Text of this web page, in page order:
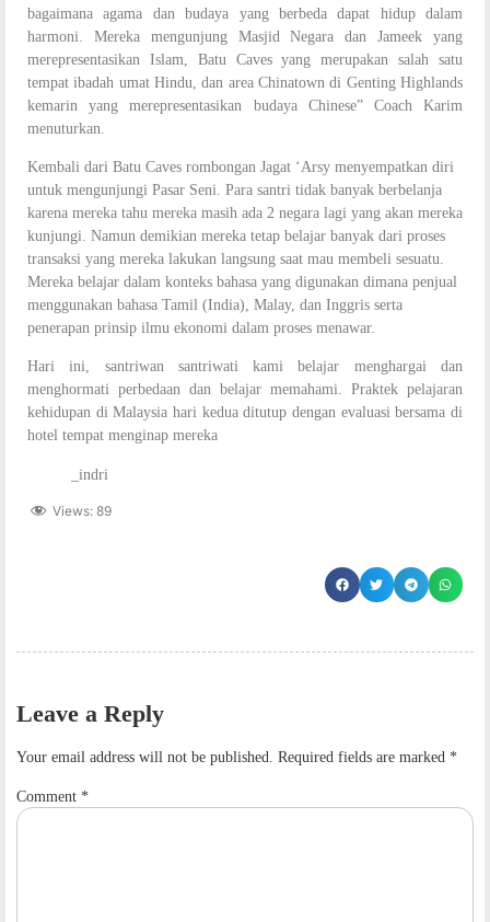
bagaimana agama dan budaya yang berbeda dapat hidup dalam
harmoni. Mereka mengunjung Masjid Negara dan Jameek yang
merepresentasikan Islam, Batu Caves yang merupakan salah satu
tempat ibadah umat Hindu, dan area Chinatown di Genting Highlands
kemarin yang merepresentasikan budaya Chinese” Coach Karim
menuturkan.
Kembali dari Batu Caves rombongan Jagat ‘Arsy menyempatkan diri
untuk mengunjungi Pasar Seni. Para santri tidak banyak berbelanja
karena mereka tahu mereka masih ada 2 negara lagi yang akan mereka
kunjungi. Namun demikian mereka tetap belajar banyak dari proses
transaksi yang mereka lakukan langsung saat mau membeli sesuatu.
Mereka belajar dalam konteks bahasa yang digunakan dimana penjual
menggunakan bahasa Tamil (India), Malay, dan Inggris serta
penerapan prinsip ilmu ekonomi dalam proses menawar.
Hari ini, santriwan santriwati kami belajar menghargai dan
menghormati perbedaan dan belajar memahami. Praktek pelajaran
kehidupan di Malaysia hari kedua ditutup dengan evaluasi bersama di
hotel tempat menginap mereka
_indri
Views: 89
Leave a Reply
Your email address will not be published. Required fields are marked *
Comment *